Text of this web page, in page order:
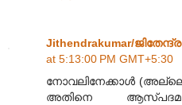
Jithendrakumar/
at 5:13:00 PM GMT+5:30
നോവലിനേക്കാള്‍
അതിനെ